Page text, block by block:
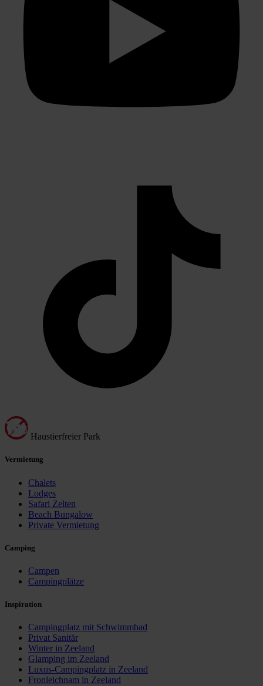
Haustierfreier Park
Vermietung
Chalets
Lodges
Safari Zelten
Beach Bungalow
Private Vermietung
Camping
Campen
Campingplätze
Inspiration
Campingplatz mit Schwimmbad
Privat Sanitär
Winter in Zeeland
Glamping im Zeeland
Luxus-Campingplatz in Zeeland
Fronleichnam in Zeeland